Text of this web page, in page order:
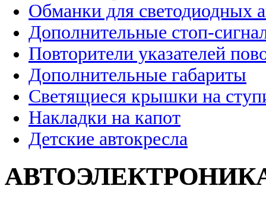
Обманки для светодиодных
Дополнительные стоп-
Повторители указателей
Дополнительные габариты
Светящиеся крышки на
Накладки на капот
Детские автокресла